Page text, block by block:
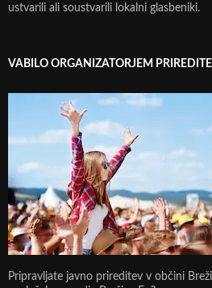
ustvarili ali soustvarili lokalni glasbeniki.
VABILO ORGANIZATORJEM
Pripravljate javno prireditev v občini